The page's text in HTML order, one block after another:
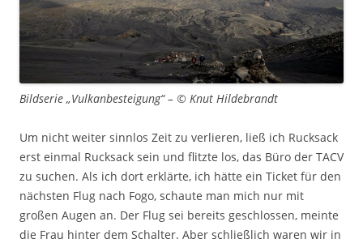
Bildserie „Vulkanbesteigung“ – © Knut Hildebrandt
Um nicht weiter sinnlos Zeit zu verlieren, ließ ich Rucksack
erst einmal Rucksack sein und flitzte los, das Büro der TACV
zu suchen. Als ich dort erklärte, ich hätte ein Ticket für den
nächsten Flug nach Fogo, schaute man mich nur mit
großen Augen an. Der Flug sei bereits geschlossen, meinte
die Frau hinter dem Schalter. Aber schließlich waren wir in